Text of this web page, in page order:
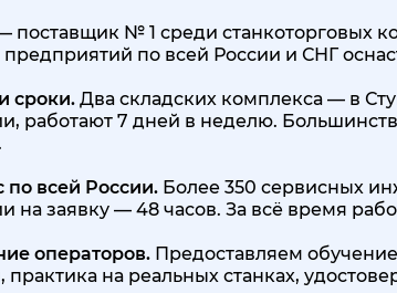
№ 1 среди станкоторговых
по всей России и СНГ
сроки. Два складских комплекса — в
работают 7 дней в неделю.
по всей России. Более 350 сервисных
на заявку — 48 часов. За всё время
операторов. Предоставляем
практика на реальных станках,